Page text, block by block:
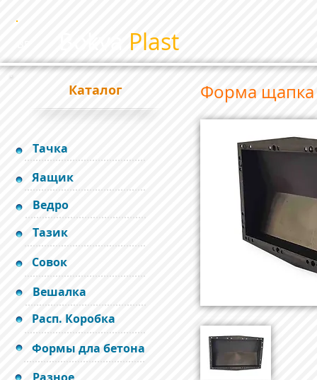
Plast
Каталог
Тачка
Яащик
Ведро
Тазик
Совок
Вешалка
Расп. Коробка
Формы дла бетона
Форма щапка